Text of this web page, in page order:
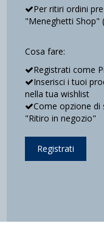
Per ritiri ordini
"Meneghetti Shop"
Cosa fare:
Registrati come
Inserisci i tuoi
nella tua wishlist
Come opzione di
"Ritiro in negozio"
Registrati